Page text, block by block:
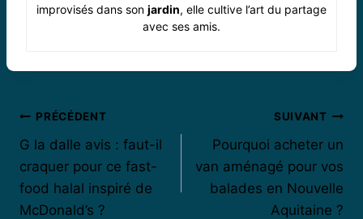
improvisés dans son jardin, elle cultive l’art du partage
avec ses amis.
Navigation
de
l’article
PRÉCÉDENT
G la dalle avis : faut-il
craquer pour ce fast-
food halal inspiré de
McDonald’s ?
SUIVANT
Pourquoi acheter un
van aménagé pour vos
balades en Nouvelle
Aquitaine ?